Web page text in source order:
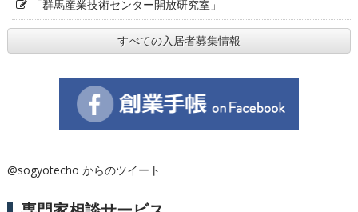
「群馬産業技術センター開放研究室」
すべての入居者募集情報
@sogyotecho からのツイート